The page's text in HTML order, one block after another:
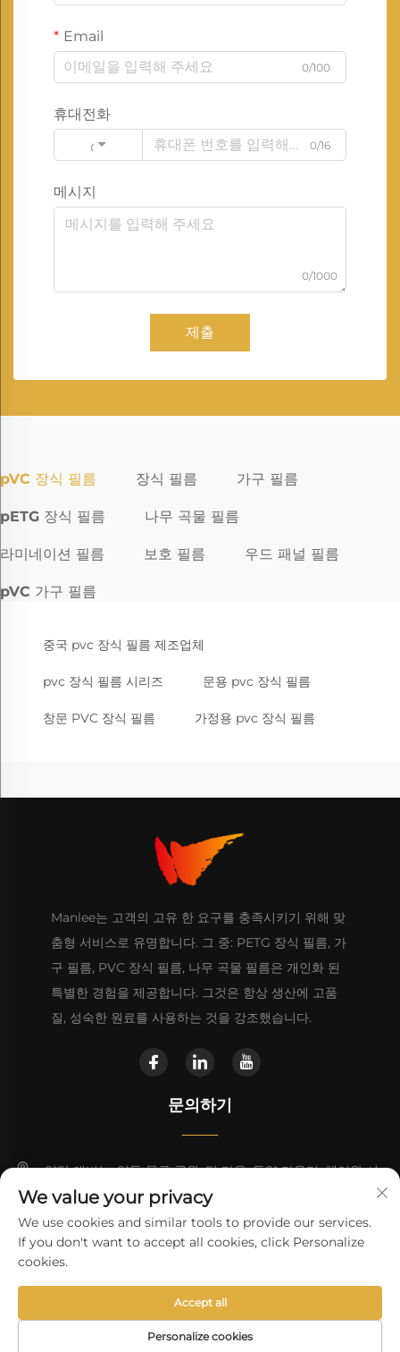
Email
0/100
휴대전화
Code
0/16
메시지
0/1000
제출
pVC 장식 필름 장식 필름 가구 필름
pETG 장식 필름 나무 곡물 필름
라미네이션 필름 보호 필름 우드 패널 필름
pVC 가구 필름
중국 pvc 장식 필름 제조업체
pvc 장식 필름 시리즈 문용 pvc 장식 필름
창문 PVC 장식 필름 가정용 pvc 장식 필름
Manlee는 고객의 고유 한 요구를 충족시키기 위해 맞
춤형 서비스로 유명합니다. 그 중: PETG 장식 필름, 가
구 필름, PVC 장식 필름, 나무 곡물 필름은 개인화 된
특별한 경험을 제공합니다. 그것은 항상 생산에 고품
질, 성숙한 원료를 사용하는 것을 강조했습니다.
문의하기
양탄 애비뉴, 양동 물류 공원, 탄 타운, 동양 카운티, 헤이완 시
+86 13923680051
[email protected]
Copyright © Heyuan Wanli Technology Co.,Ltd.
We value your privacy
We use cookies and similar tools to provide our services.
If you don't want to accept all cookies, click Personalize
cookies.
Personalize cookies
Accept all